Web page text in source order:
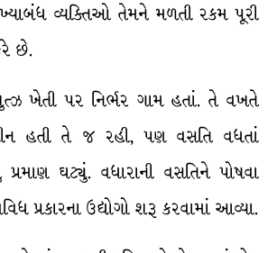
વ્યક્તિઓ તેમને મળતી રકમ પૂરી
છે.
ખેતી પર નિર્ભર ગામ હતાં. તે વખતે
હતી તે જ રહી, પણ વસતિ વધતાં
પ્રમાણ ઘટ્યું. વધારાની વસતિને પોષવા
પ્રકારના ઉદ્યોગો શરૂ કરવામાં આવ્યા.